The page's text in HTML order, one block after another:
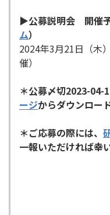
▶公募説明会 開催
ム）
2024年3月21日（木
催）
＊公募〆切2023-04-
ージからダウンロー
＊ご応募の際には、
一報いただければ幸い